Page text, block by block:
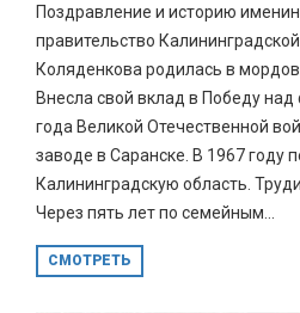
Поздравление и историю
правительство
Коляденкова родилась в
Внесла свой вклад в Победу
года Великой Отечественной
заводе в Саранске. В 1967 году
Калининградскую область.
Через пять лет по семейным...
СМОТРЕТЬ